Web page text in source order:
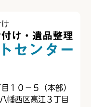
け
１０−５（本部）
幡西区高江３丁目